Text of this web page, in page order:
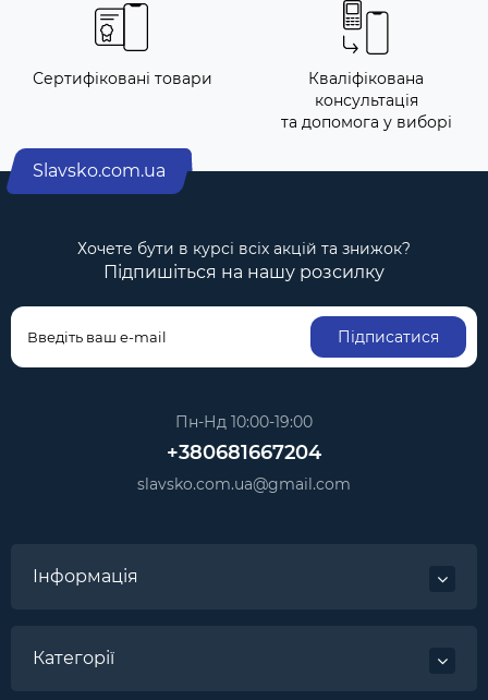
Сертифіковані товари
Кваліфікована
консультація
та допомога у виборі
Slavsko.com.ua
Хочете бути в курсі всіх акцій та знижок?
Підпишіться на нашу розсилку
Підписатися
Пн-Нд 10:00-19:00
+380681667204
slavsko.com.ua@gmail.com
Інформація
Категорії